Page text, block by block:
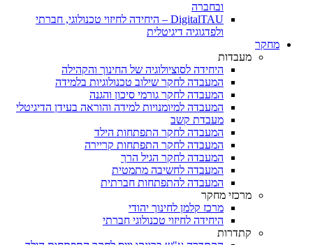
ובחברה
DigitalTAU – היחידה לחיזוי טכנולוגי, חברתי
ולפדגוגיה דיגיטלית
מחקר
מעבדות
היחידה לסוציולוגיה של החינוך והקהילה
המעבדה לחקר שילוב טכנולוגיות בלמידה
המעבדה לחקר גורמי סיכון והגנה
המעבדה למיומנויות למידה והוראה בעידן הדיגיטלי
מעבדת קשב
המעבדה לחקר התפתחות הילד
המעבדה לחקר התפתחות קריירה
המעבדה לחקר הגיל הרך
המעבדה לחשיבה מתמטית
המעבדה להתפתחות חברתית
מרכזי מחקר
מרכז קלמן לחינוך יהודי
היחידה לחיזוי טכנולוגי חברתי
קתדרות